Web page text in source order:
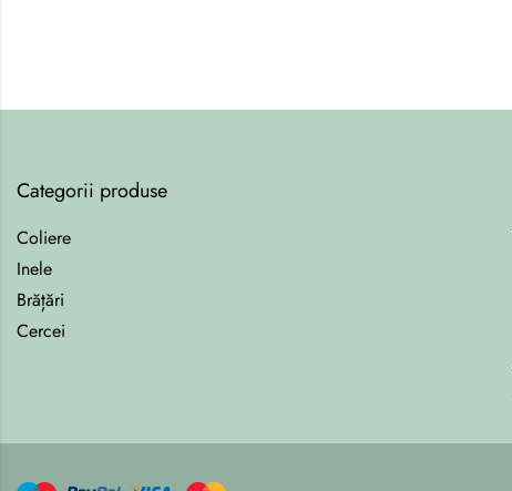
Categorii produse
Coliere
Inele
Brățări
Cercei